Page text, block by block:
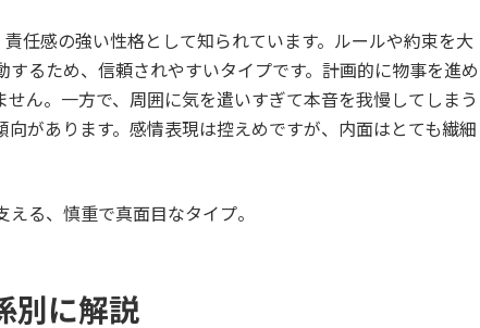
任感の強い性格として知られています。ルールや約束を大
るため、信頼されやすいタイプです。計画的に物事を進め
ん。一方で、周囲に気を遣いすぎて本音を我慢してしまう
があります。感情表現は控えめですが、内面はとても繊細
える、慎重で真面目なタイプ。
別に解説